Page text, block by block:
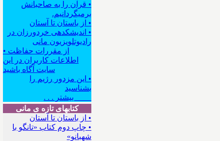
• قرآن را به صاحبانش
برمیگردانیم.
• از باستان تا آستان
• اندیشکده‍ی خردورزان در
رادیوتلویزیون مانی
• از مقررات حفاظت
اطلاعات کاربران در این
سایت آگاه باشید
• این مزدور رژیم را
بشناسید
بیشتر . . .
کتابهای تازه ی مانی
• از باستان تا آستان
• چاپ دوم کتاب «تانگو با
شهبانو»